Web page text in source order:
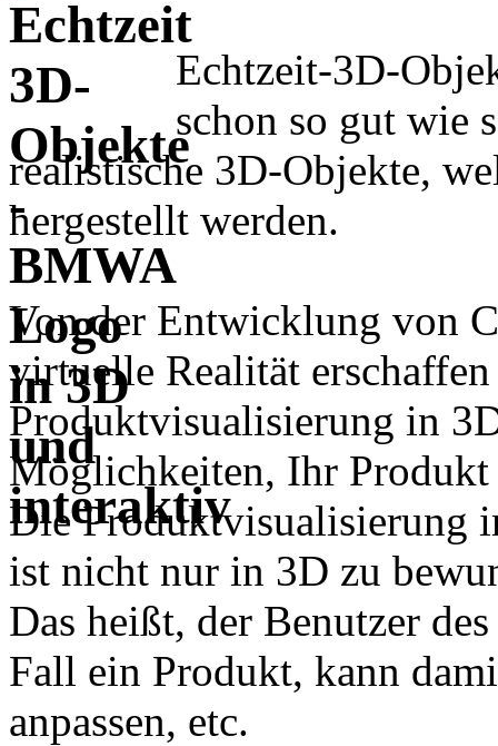
Echtzeit-3D-
schon so gut wie
realistische 3D-Objekte,
hergestellt werden.
Von der Entwicklung von
virtuelle Realität
Produktvisualisierung in
Möglichkeiten, Ihr
Die Produktvisualisierung
ist nicht nur in 3D zu
Das heißt, der Benutzer
Fall ein Produkt, kann
anpassen, etc.